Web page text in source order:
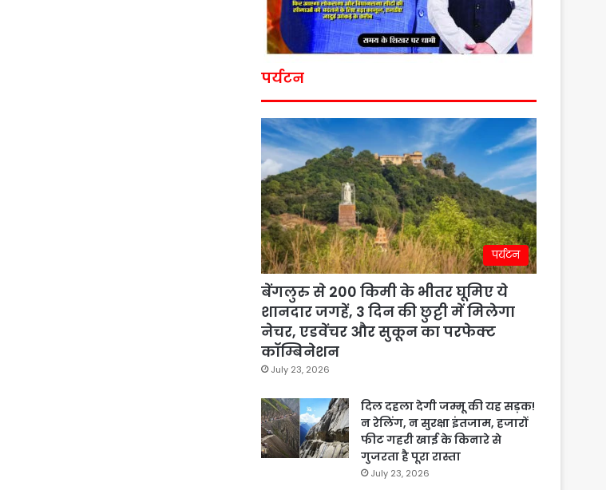
पर्यटन
पर्यटन
बेंगलुरु से 200 किमी के भीतर घूमिए ये
शानदार जगहें, 3 दिन की छुट्टी में मिलेगा
नेचर, एडवेंचर और सुकून का परफेक्ट
कॉम्बिनेशन
July 23, 2026
दिल दहला देगी जम्मू की यह सड़क!
न रेलिंग, न सुरक्षा इंतजाम, हजारों
फीट गहरी खाई के किनारे से
गुजरता है पूरा रास्ता
July 23, 2026